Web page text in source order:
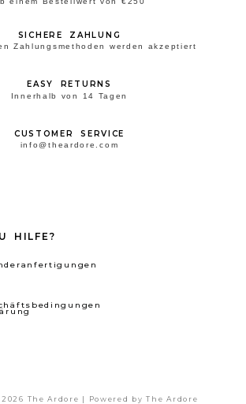
SICHERE ZAHLUNG
Zahlungsmethoden werden akzeptiert
EASY RETURNS
Innerhalb von 14 Tagen
CUSTOMER SERVICE
info@theardore.com
HILFE?
The Ardore | Powered by The Ardore